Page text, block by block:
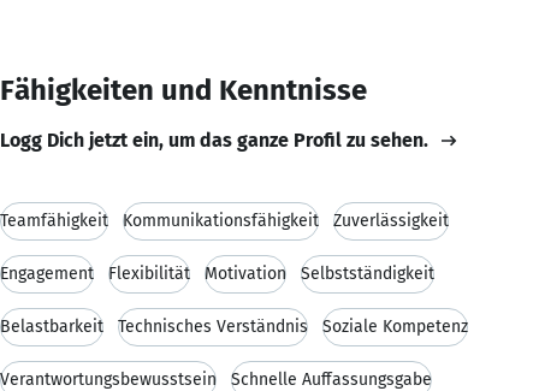
Fähigkeiten und Kenntnisse
Logg Dich jetzt ein, um das ganze Profil zu sehen.
Teamfähigkeit Kommunikationsfähigkeit Zuverlässigkeit
Engagement Flexibilität Motivation Selbstständigkeit
Belastbarkeit Technisches Verständnis Soziale Kompetenz
Verantwortungsbewusstsein Schnelle Auffassungsgabe